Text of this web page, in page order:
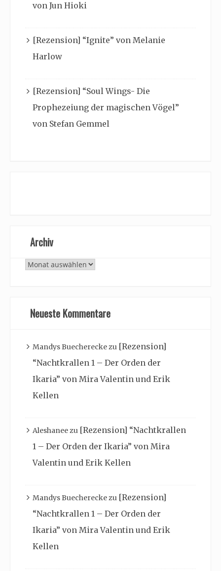
von Jun Hioki
[Rezension] “Ignite” von Melanie
Harlow
[Rezension] “Soul Wings- Die
Prophezeiung der magischen Vögel”
von Stefan Gemmel
Archiv
Archiv
Neueste Kommentare
Mandys Buechereckezu [Rezension]
“Nachtkrallen 1 – Der Orden der
Ikaria” von Mira Valentin und Erik
Kellen
Aleshaneezu [Rezension] “Nachtkrallen
1 – Der Orden der Ikaria” von Mira
Valentin und Erik Kellen
Mandys Buechereckezu [Rezension]
“Nachtkrallen 1 – Der Orden der
Ikaria” von Mira Valentin und Erik
Kellen